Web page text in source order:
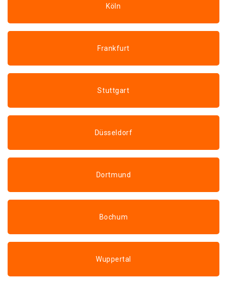
Köln
Frankfurt
Stuttgart
Düsseldorf
Dortmund
Bochum
Wuppertal